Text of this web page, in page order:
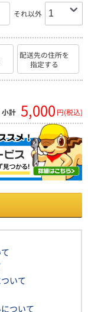
それ以外
配送先の住所を
指定する
小計 5,000 円(税込)
いて
ついて